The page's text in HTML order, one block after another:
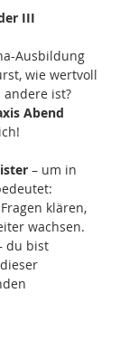
III
Ausbildung
wie wertvoll
ist?
Abend
– um in
klären,
wachsen.
du bist